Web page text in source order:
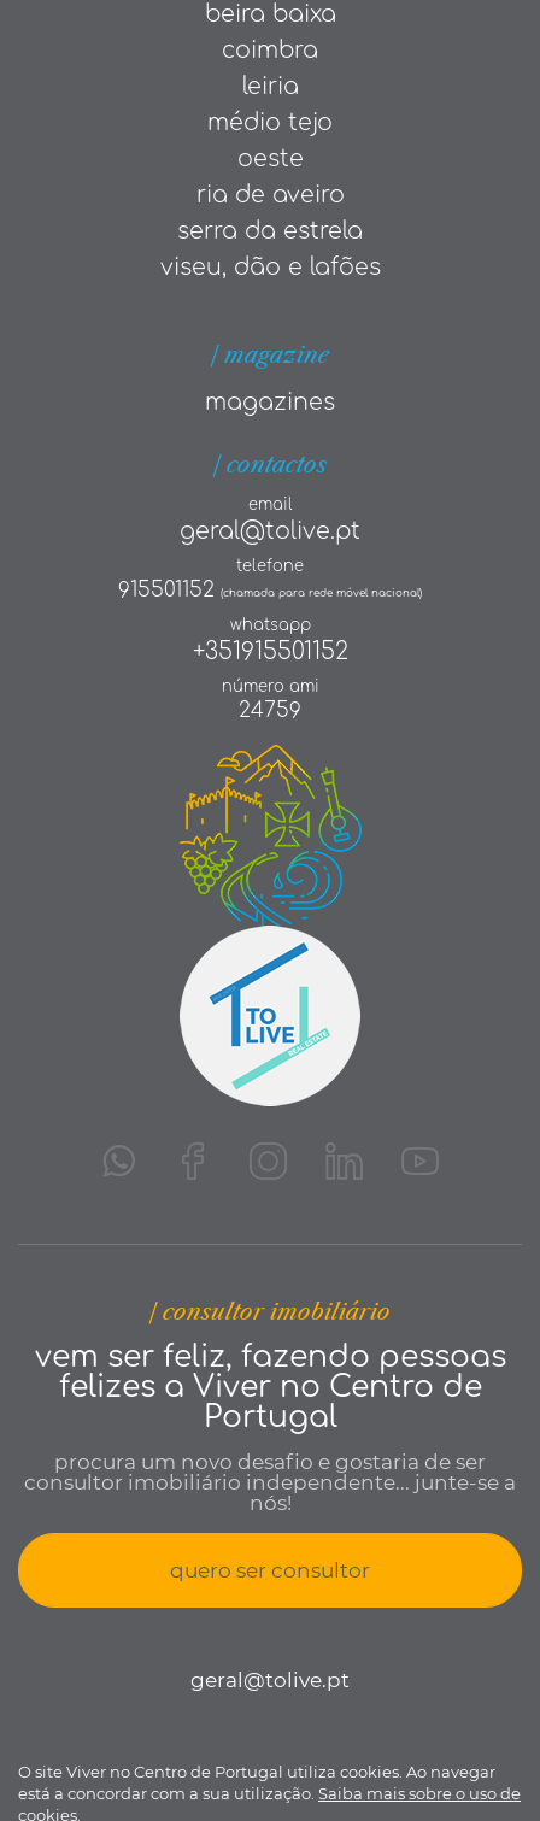
beira baixa
coimbra
leiria
médio tejo
oeste
ria de aveiro
serra da estrela
viseu, dão e lafões
| magazine
magazines
| contactos
email
geral@tolive.pt
telefone
915501152 (chamada para rede móvel nacional)
whatsapp
+351915501152
número ami
24759
| consultor imobiliário
vem ser feliz, fazendo pessoas
felizes a Viver no Centro de
Portugal
procura um novo desafio e gostaria de ser
consultor imobiliário independente... junte-se a
nós!
quero ser consultor
geral@tolive.pt
Viver no Centro de Portugal © todos os direitos reservados •Política
de Privacidade• Livro de reclamações• Desenvolvido porBomsite
O site Viver no Centro de Portugal utiliza cookies. Ao navegar
está a concordar com a sua utilização. Saiba mais sobre o uso de
cookies.